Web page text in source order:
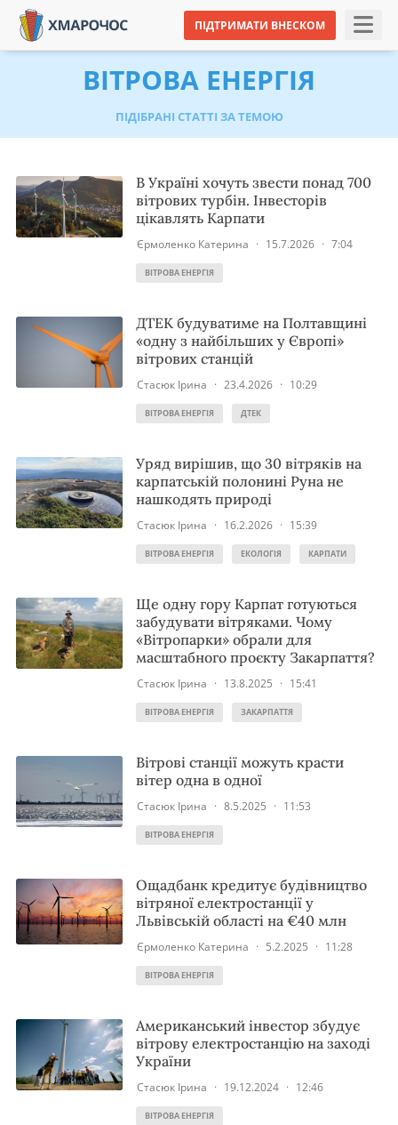
ПІДТРИМАТИ ВНЕСКОМ
ВІТРОВА ЕНЕРГІЯ
ПІДІБРАНІ СТАТТІ ЗА ТЕМОЮ
В Україні хочуть звести понад 700
вітрових турбін. Інвесторів
цікавлять Карпати
Єрмоленко Катерина · 15.7.2026 · 7:04
ВІТРОВА ЕНЕРГІЯ
ДТЕК будуватиме на Полтавщині
«одну з найбільших у Європі»
вітрових станцій
Стасюк Ірина · 23.4.2026 · 10:29
ВІТРОВА ЕНЕРГІЯ ДТЕК
Уряд вирішив, що 30 вітряків на
карпатській полонині Руна не
нашкодять природі
Стасюк Ірина · 16.2.2026 · 15:39
ВІТРОВА ЕНЕРГІЯ ЕКОЛОГІЯ КАРПАТИ
Ще одну гору Карпат готуються
забудувати вітряками. Чому
«Вітропарки» обрали для
масштабного проєкту Закарпаття?
Стасюк Ірина · 13.8.2025 · 15:41
ВІТРОВА ЕНЕРГІЯ ЗАКАРПАТТЯ
Вітрові станції можуть красти
вітер одна в одної
Стасюк Ірина · 8.5.2025 · 11:53
ВІТРОВА ЕНЕРГІЯ
Ощадбанк кредитує будівництво
вітряної електростанції у
Львівській області на €40 млн
Єрмоленко Катерина · 5.2.2025 · 11:28
ВІТРОВА ЕНЕРГІЯ
Американський інвестор збудує
вітрову електростанцію на заході
України
Стасюк Ірина · 19.12.2024 · 12:46
ВІТРОВА ЕНЕРГІЯ